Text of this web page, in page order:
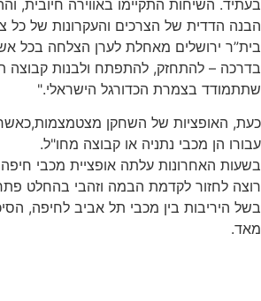
בעתיד. השיחות התקיימו באווירה חיובית,
הבנה הדדית של הצרכים והעקרונות של כל
בית”ר ירושלים מאחלת לערן הצלחה בכל
בדרכה – להתחזק, להתפתח ולבנות קבוצה
שתתמודד בצמרת הכדורגל הישראלי."
כעת, האופציות של השחקן מצטמצמות,כאשר
עבורו הן מכבי נתניה או קבוצה מחו"ל.
בשעות האחרונות עלתה אופציית מכבי
רוצה לחזור לקדמת הבמה וזהבי בהחלט
בשל היריבות בין מכבי תל אביב לחיפה,
מאד.